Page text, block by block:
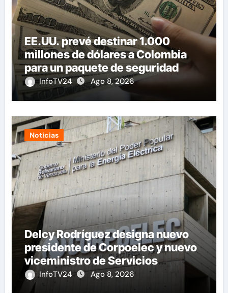
EE.UU. prevé destinar 1.000
millones de dólares a Colombia
para un paquete de seguridad
InfoTV24 Ago 8, 2026
Noticias
Delcy Rodríguez designa nuevo
presidente de Corpoelec y nuevo
viceministro de Servicios
Eléctricos
InfoTV24 Ago 8, 2026